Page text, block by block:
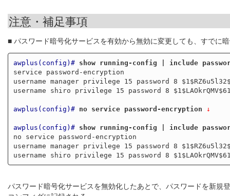
注意・補足事項
■ パスワード暗号化サービスを有効から無効に変更しても、すでに
awplus(config)#
show running-config | include
service password-encryption
username manager privilege 15 password 8
username shiro privilege 15 password 8
awplus(config)# no service password-encryption ↓
awplus(config)#
show running-config | include
no service password-encryption
username manager privilege 15 password 8
パスワード暗号化サービスを無効化したあとで、パスワードを新